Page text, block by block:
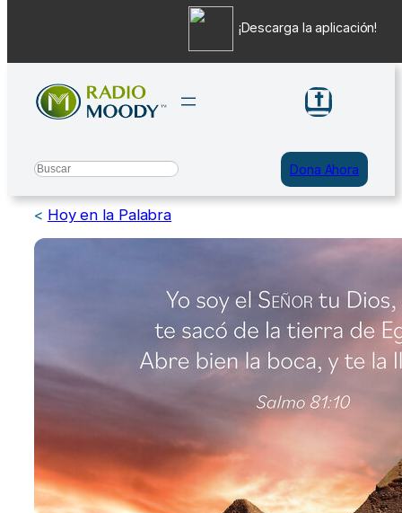
contenido
Search Dona Ahora
< Hoy en la Palabra
¡Descarga la aplicación!